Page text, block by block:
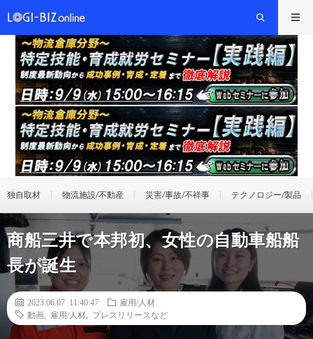
独自取材 物流施設/不動産 災害/事故/不祥事 テクノロジー/製品
商船三井で本邦初、女性の自動車船船
長が誕生
2023.06.07 11:40:47
雇用/人材
動画
雇用/人材 プレスリリースなど